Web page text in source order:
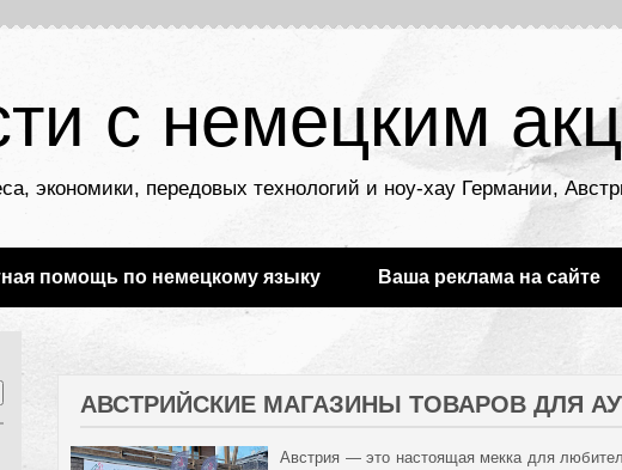
с немецким
экономики, передовых технологий и ноу-хау Германии,
помощь по немецкому языку Ваша реклама на сайте
АВСТРИЙСКИЕ МАГАЗИНЫ ТОВАРОВ ДЛЯ
Австрия — это настоящая мекка для